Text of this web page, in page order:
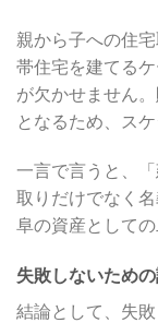
親から子への住
帯住宅を建てる
が欠かせません
となるため、ス
一言で言うと、
取りだけでなく
阜の資産として
失敗しないため
結論として、失